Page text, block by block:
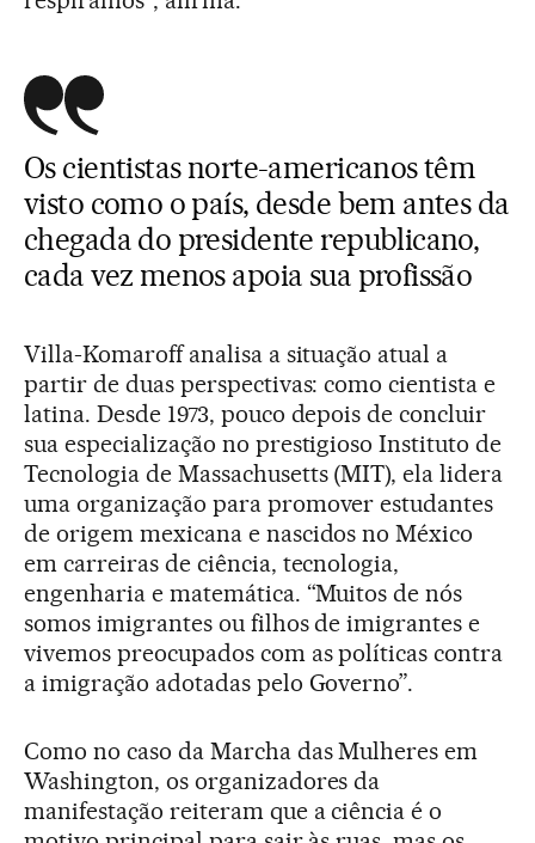
Os cientistas norte-americanos têm
visto como o país, desde bem antes da
chegada do presidente republicano,
cada vez menos apoia sua profissão
Villa-Komaroff analisa a situação atual a
partir de duas perspectivas: como cientista e
latina. Desde 1973, pouco depois de concluir
sua especialização no prestigioso Instituto de
Tecnologia de Massachusetts (MIT), ela lidera
uma organização para promover estudantes
de origem mexicana e nascidos no México
em carreiras de ciência, tecnologia,
engenharia e matemática. “Muitos de nós
somos imigrantes ou filhos de imigrantes e
vivemos preocupados com as políticas contra
a imigração adotadas pelo Governo”.
Como no caso da Marcha das Mulheres em
Washington, os organizadores da
manifestação reiteram que a ciência é o